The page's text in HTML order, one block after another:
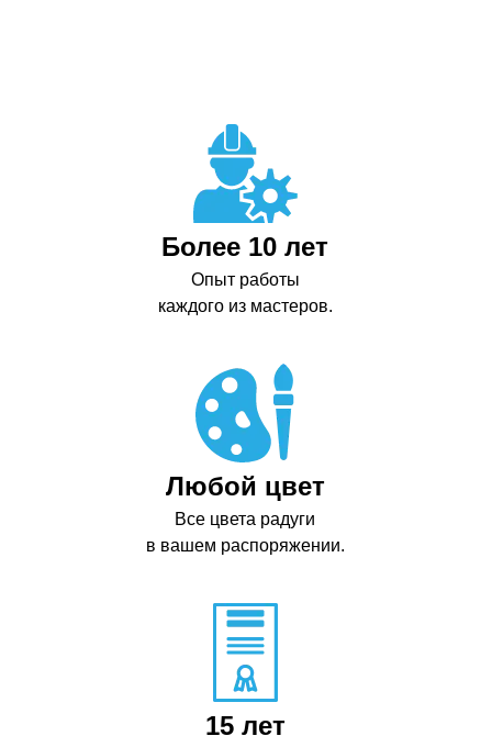
Более 10 лет
Опыт работы
каждого из мастеров.
Любой цвет
Все цвета радуги
в вашем распоряжении.
15 лет